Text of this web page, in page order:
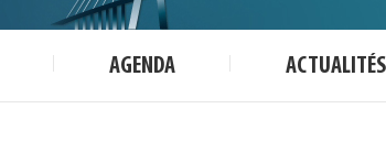
AGENDA ACTUALITÉS